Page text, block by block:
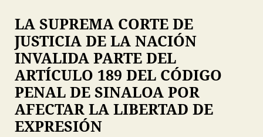
LA SUPREMA CORTE DE
JUSTICIA DE LA NACIÓN
INVALIDA PARTE DEL
ARTÍCULO 189 DEL CÓDIGO
PENAL DE SINALOA POR
AFECTAR LA LIBERTAD DE
EXPRESIÓN